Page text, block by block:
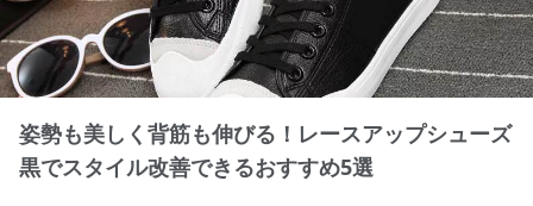
姿勢も美しく背筋も伸びる！レースアップシューズ
黒でスタイル改善できるおすすめ5選